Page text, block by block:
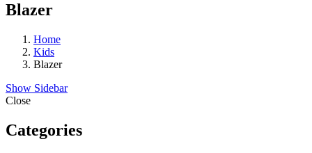
Blazer
Home
Kids
Blazer
Show Sidebar
Close
Categories